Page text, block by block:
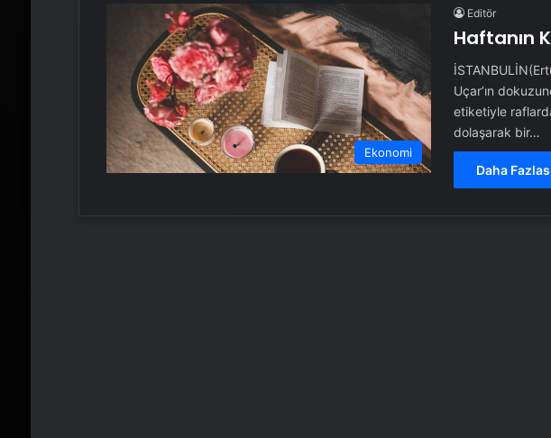
Ekonomi
Editör
Haftanın
Uçar’ın
etiketiyle
dolaşarak bir…
Daha